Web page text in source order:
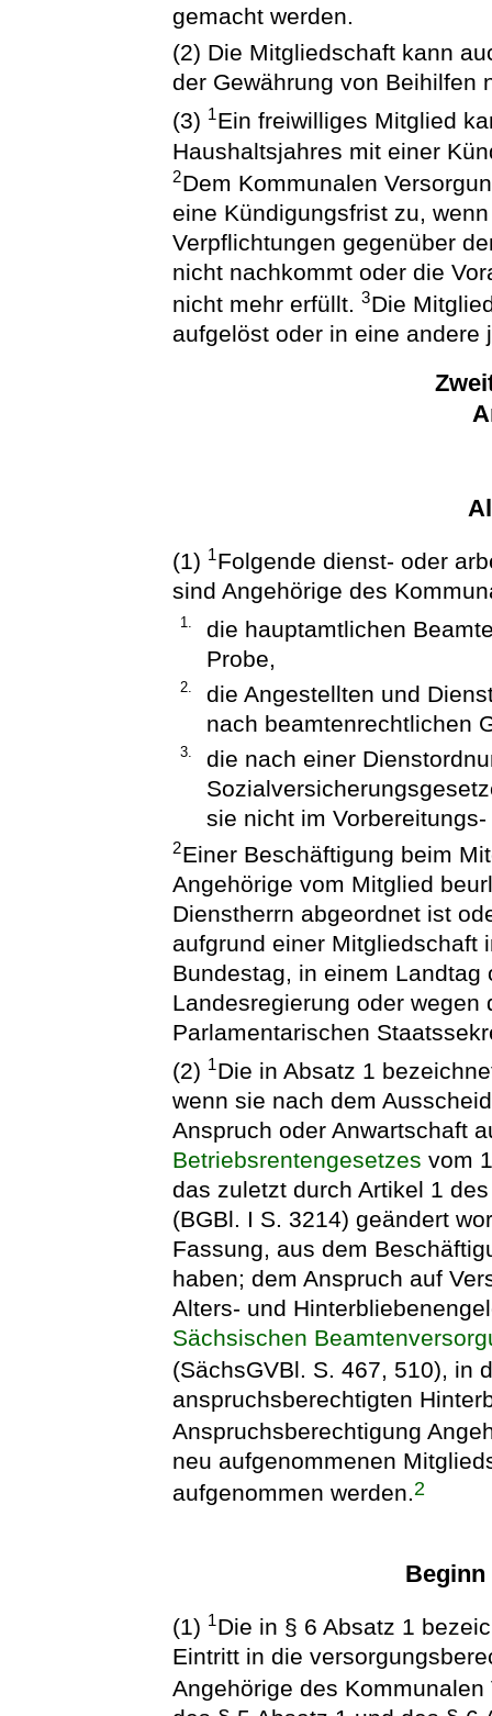
gemacht werden.
(2) Die Mitgliedschaft kann
der Gewährung von Beihilfen
(3) 1Ein freiwilliges Mitglied
Haushaltsjahres mit einer
2Dem Kommunalen
eine Kündigungsfrist zu,
Verpflichtungen gegenüber
nicht nachkommt oder die
nicht mehr erfüllt.3Die
aufgelöst oder in eine andere
(1) 1Folgende dienst- oder
sind Angehörige des
1.
die hauptamtlichen
Probe,
2.
die Angestellten und
nach beamtenrechtlichen
3.
die nach einer
sie nicht im
2Einer Beschäftigung beim
Angehörige vom Mitglied
Dienstherrn abgeordnet ist
aufgrund einer Mitgliedschaft
Bundestag, in einem
Landesregierung oder wegen
Parlamentarischen
(2) 1Die in Absatz 1
wenn sie nach dem
Anspruch oder Anwartschaft
Betriebsrentengesetzes vom
das zuletzt durch Artikel 1
(BGBl. I S. 3214) geändert
Fassung, aus dem
haben; dem Anspruch auf
Alters- und
Sächsischen
(SächsGVBl. S. 467, 510), in
anspruchsberechtigten
Anspruchsberechtigung
neu aufgenommenen
aufgenommen werden.2
Beginn
(1) 1Die in § 6 Absatz 1
Eintritt in die
Angehörige des